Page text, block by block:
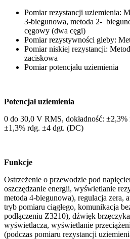
Pomiar rezystancji uziemienia:
3-biegunowa, metoda 2-
cęgowy (dwa cęgi)
Pomiar rezystywności gleby:
Pomiar niskiej rezystancji:
zaciskowa
Pomiar potencjału uziemienia
Potencjał uziemienia
0 do 30,0 V RMS, dokładność:
±1,3% rdg. ±4 dgt. (DC)
Funkcje
Ostrzeżenie o przewodzie pod
oszczędzanie energii, wyświetlanie
metoda 4-biegunowa), regulacja zera,
tryb pomiaru ciągłego, komunikacja
podłączeniu Z3210), dźwięk
wyświetlacza, wyświetlanie
(podczas pomiaru rezystancji